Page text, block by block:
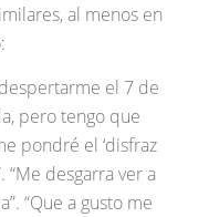
al menos en
el 7 de
pero tengo que
pondré el ‘disfraz
“Me desgarra ver a
“Que a gusto me